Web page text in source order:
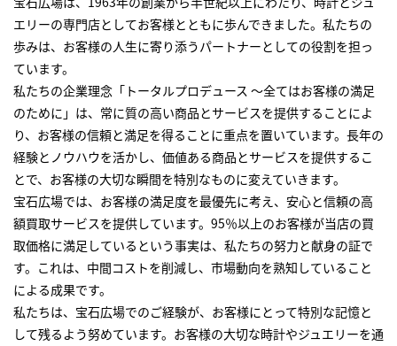
エリーの専門店としてお客様とともに歩んできました。私たちの
歩みは、お客様の人生に寄り添うパートナーとしての役割を担っ
ています。
私たちの企業理念「トータルプロデュース ～全てはお客様の満足
のために」は、常に質の高い商品とサービスを提供することによ
り、お客様の信頼と満足を得ることに重点を置いています。長年の
経験とノウハウを活かし、価値ある商品とサービスを提供するこ
とで、お客様の大切な瞬間を特別なものに変えていきます。
宝石広場では、お客様の満足度を最優先に考え、安心と信頼の高
額買取サービスを提供しています。95％以上のお客様が当店の買
取価格に満足しているという事実は、私たちの努力と献身の証で
す。これは、中間コストを削減し、市場動向を熟知していること
による成果です。
私たちは、宝石広場でのご経験が、お客様にとって特別な記憶と
して残るよう努めています。お客様の大切な時計やジュエリーを通